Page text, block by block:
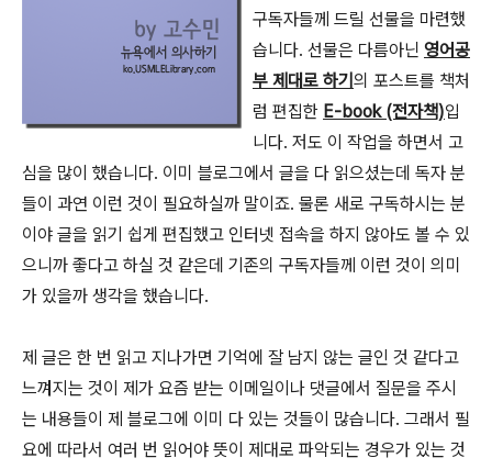
구독자들께 드릴 선물을 마련했
습니다. 선물은 다름아닌 영어공
부 제대로 하기 의 포스트를 책처
럼 편집한 E-book (전자책)입
니다. 저도 이 작업을 하면서 고
심을 많이 했습니다. 이미 블로그에서 글을 다 읽으셨는데 독자 분
들이 과연 이런 것이 필요하실까 말이죠. 물론 새로 구독하시는 분
이야 글을 읽기 쉽게 편집했고 인터넷 접속을 하지 않아도 볼 수 있
으니까 좋다고 하실 것 같은데 기존의 구독자들께 이런 것이 의미
가 있을까 생각을 했습니다.
제 글은 한 번 읽고 지나가면 기억에 잘 남지 않는 글인 것 같다고
느껴지는 것이 제가 요즘 받는 이메일이나 댓글에서 질문을 주시
는 내용들이 제 블로그에 이미 다 있는 것들이 많습니다. 그래서 필
요에 따라서 여러 번 읽어야 뜻이 제대로 파악되는 경우가 있는 것